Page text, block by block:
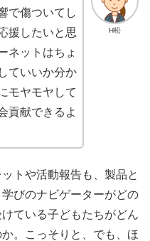
H松
で傷ついてし
援したいと思
ネットはちょ
ていいか分か
モヤモヤして
貢献できるよ
トや活動報告も、製品と
びのナビゲーターがどの
ている子どもたちがどん
。こっそりと、でも、ほ